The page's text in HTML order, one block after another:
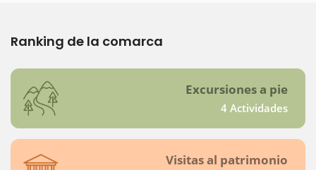
Ranking de la comarca
Excursiones a pie
4 Actividades
Visitas al patrimonio